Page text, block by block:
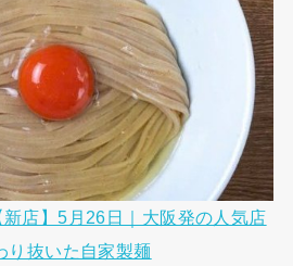
新店】5月26日｜大阪発の人気店
り抜いた自家製麺